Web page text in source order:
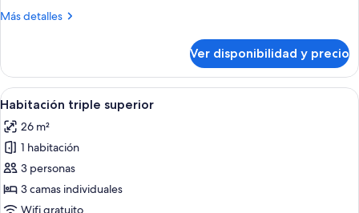
Queen
Más detalles
Más
1
cama
Queen
Ver disponibilidad y precio
Ver
todas
las
fotos
de
Habitación
triple
Habitación de hotel con tres camas,
4
Habitación triple superior
26 m²
1 habitación
3 personas
3 camas individuales
Wifi gratuito